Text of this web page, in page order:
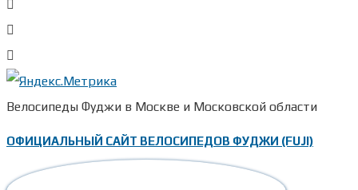
Велосипеды Фуджи в Москве и Московской области
ОФИЦИАЛЬНЫЙ САЙТ ВЕЛОСИПЕДОВ ФУДЖИ (FUJI)